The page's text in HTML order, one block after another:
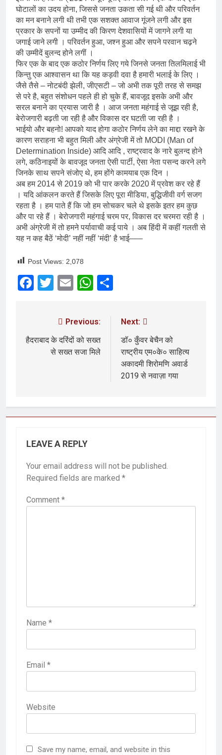
घोटालों का उदय होना, जिससे जनता उकता सी गई थी और परिवर्तन
का मन बनाने लगी थी तभी एक सशक्त आवाज गूंजने लगी और इस
प्रकार के सपनों या उम्मीद की किरण देशवासियों में जागने लगी या
जगाई जाने लगी । परिवर्तन हुआ, जश्न हुआ और सपने परवान चढ़ने
की उम्मीदें बुलन्द होने लगीं ।
फिर एक के बाद एक कठोर निर्णय लिए गये जिनसे जनता तिलमिलाई भी
किन्तु एक आश्वासन था कि यह कड़वी दवा है हमारी भलाई के लिए ।
जैसे तैसे – नोटबंदी झेली, जीएसटी – जो अभी तक पूरी तरह से समझ
से परे है, बहुत संशोधन पहले ही हो चुके हैं, बावजूद इसके अभी और
सरल बनाने का प्रयास जारी है । आज जनता महंगाई से जूझ रही है,
बेरोजगारी बढ़ती जा रही है और विकास दर घटती जा रही है ।
भाईयो और बहनो! आपको याद होगा कठोर निर्णय लेने का माद्दा रखने के
कारण सराहना भी बहुत मिली और अंग्रेजी में तो MODI (Man of
Determination Inside) आदि आदि , राष्ट्रवाद के नारे बुलन्द होने
लगे, कठिनाइयों के बावजूद जनता ऐसी पार्टी, ऐसा नेता पसन्द करने लगे
जिनके साथ सपने संजोए थे, हम होंगे कामयाब एक दिन ।
अब हम 2014 से 2019 को भी पार करके 2020 में प्रवेश कर रहे हैं
। यदि आंकलन करते हैं जिसके लिए पूरा मीडिया, बुद्धिजीवी वर्ग सजग
रहता है । हम पाते हैं कि जो हम सोचकर चले थे इसके इतर हम कुछ
और पा रहे हैं । बेरोजगारी महंगाई चरम पर, विकास दर चरमरा रही है ।
अभी अंग्रेजी में तो हमने पर्यावाची कई पाये । अब हिंदी में कहीं गलती से
यह न कह बैठें ‘मोदी’ नहीं नहीं ‘मंदी’ है भाई–––
Post Views: 2,078
Facebook
Twitter
EmailWhatsApp
Previous:
हैदराबाद के दरिंदों को सख्त
से सख्त सजा मिले
Next:
डॉ० कुँवर बेचैन को
राष्ट्रीय एम०के० साहित्य
अकादमी शिरोमणि अवार्ड
2019 से नवाज़ा गया
LEAVE A REPLY
Your email address will not be published.
Required fields are marked *
Comment *
Name *
Email *
Website
Save my name, email, and website in this